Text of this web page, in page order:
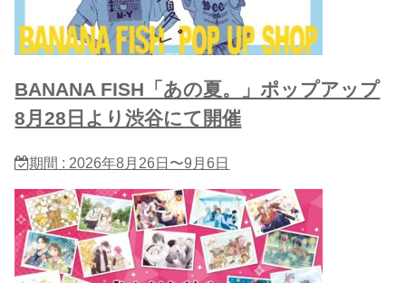
BANANA FISH「あの夏。」ポップアップ
8月28日より渋谷にて開催
期間 : 2026年8月26日〜9月6日